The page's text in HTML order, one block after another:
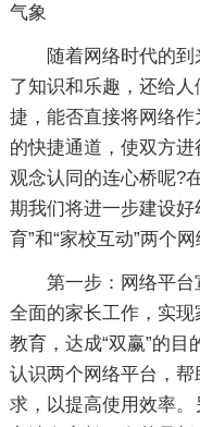
气象
随着网络时代的
了知识和乐趣，还给
捷，能否直接将网络
的快捷通道，使双方
观念认同的连心桥呢?
期我们将进一步建设
育”和“家校互动”两个
第一步：网络平
全面的家长工作，实
教育，达成“双赢”的
认识两个网络平台，
求，以提高使用效率